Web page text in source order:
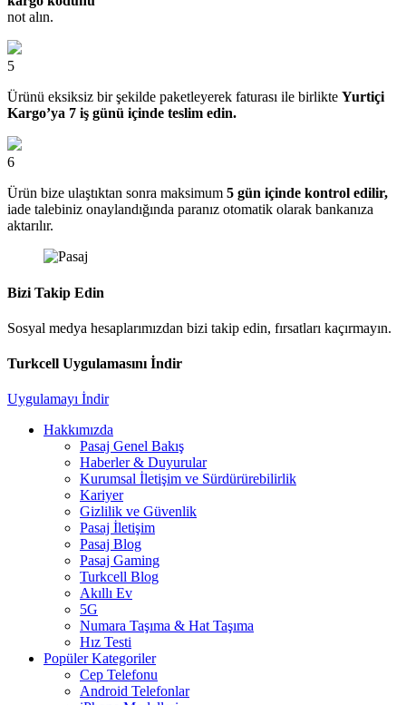
not alın.
5
Ürünü eksiksiz bir şekilde paketleyerek faturası ile birlikte Yurtiçi
Kargo’ya 7 iş günü içinde teslim edin.
6
Ürün bize ulaştıktan sonra maksimum 5 gün içinde kontrol edilir,
iade talebiniz onaylandığında paranız otomatik olarak bankanıza
aktarılır.
Bizi Takip Edin
Sosyal medya hesaplarımızdan bizi takip edin, fırsatları kaçırmayın.
Turkcell Uygulamasını İndir
Uygulamayı İndir
Hakkımızda
Pasaj Genel Bakış
Haberler & Duyurular
Kurumsal İletişim ve Sürdürürebilirlik
Kariyer
Gizlilik ve Güvenlik
Pasaj İletişim
Pasaj Blog
Pasaj Gaming
Turkcell Blog
Akıllı Ev
5G
Numara Taşıma & Hat Taşıma
Hız Testi
Popüler Kategoriler
Cep Telefonu
Android Telefonlar